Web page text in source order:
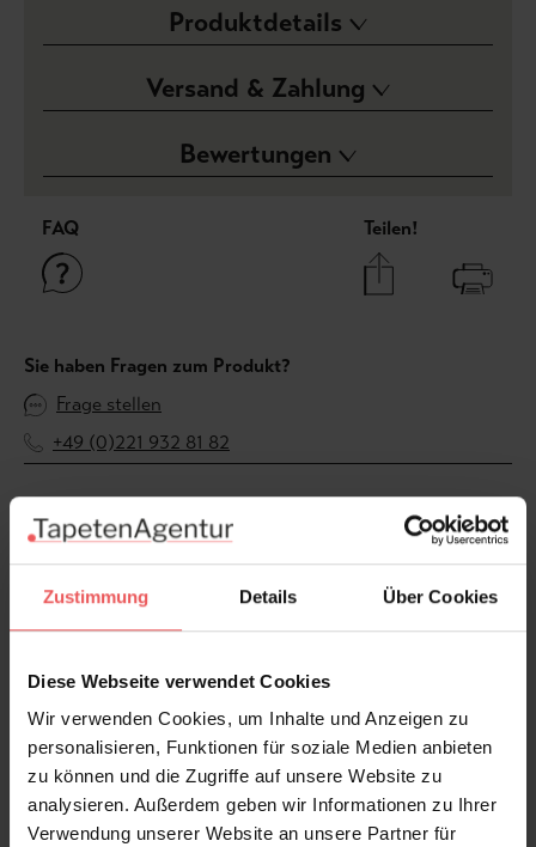
Zustimmung Details Über Cookies
Diese Webseite verwendet Cookies
Wir verwenden Cookies, um Inhalte und Anzeigen zu
personalisieren, Funktionen für soziale Medien anbieten
zu können und die Zugriffe auf unsere Website zu
analysieren. Außerdem geben wir Informationen zu Ihrer
Verwendung unserer Website an unsere Partner für
Produktdetails
Versand & Zahlung
Bewertungen
FAQ Teilen!
Sie haben Fragen zum Produkt?
Frage stellen
+49 (0)221 932 81 82
Produktgalerie überspringen
Varianten